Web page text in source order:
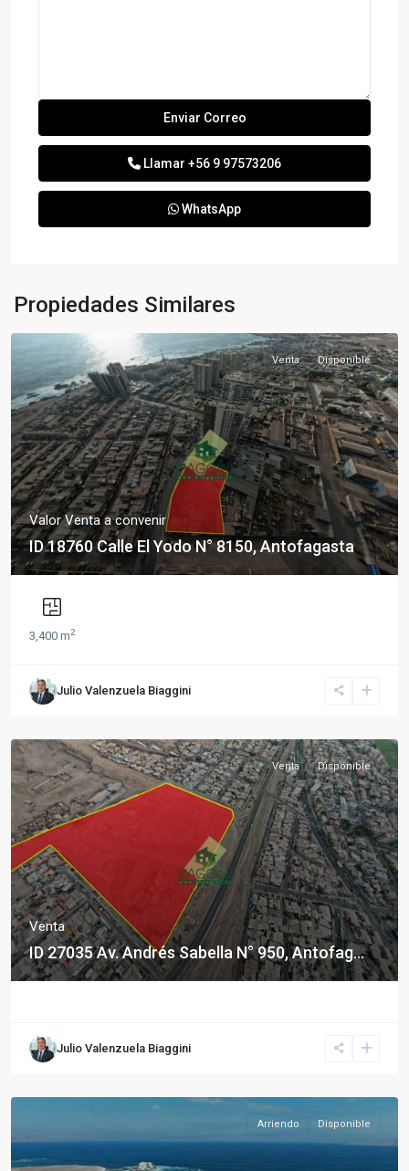
Llamar +56 9 97573206
WhatsApp
Propiedades Similares
Venta Disponible
Valor Venta a convenir
ID 18760 Calle El Yodo N° 8150, Antofagasta
3,400 m2
Julio Valenzuela Biaggini
Venta Disponible
Venta
ID 27035 Av. Andrés Sabella N° 950, Antofag...
Julio Valenzuela Biaggini
Arriendo Disponible